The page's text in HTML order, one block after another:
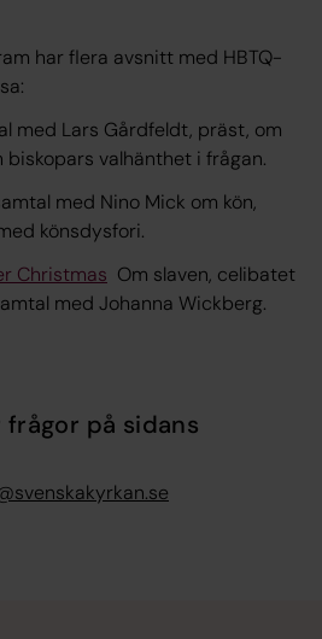
har flera avsnitt med HBTQ-
med Lars Gårdfeldt, präst, om
biskopars valhänthet i frågan.
med Nino Mick om kön,
könsdysfori.
Christmas Om slaven, celibatet
med Johanna Wickberg.
på sidans